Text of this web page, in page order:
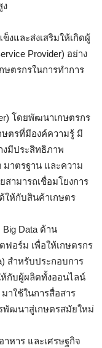
ง
และส่งเสริมให้เกิดผู้
Provider) อย่าง
ษตรกรในการทำการ
โดยพัฒนาเกษตรกร
ษตรที่มีองค์ความรู้ มี
งมีประสิทธิภาพ
าตรฐาน และความ
ามารถเชื่อมโยงการ
ให้กับสินค้าเกษตร
Big Data ด้าน
อร์ม เพื่อให้เกษตรกร
สำหรับประกอบการ
ห้กับผู้ผลิตทั้งออนไลน์
าใช้ในการสื่อสาร
พัฒนาสู่เกษตรสมัยใหม่
หาร และเศรษฐกิจ